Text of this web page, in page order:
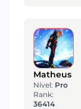
Matheus
Nível: Pro
Rank:
36414